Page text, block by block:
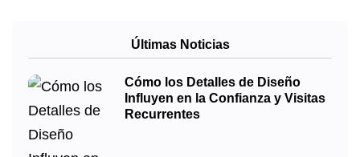
Últimas Noticias
Cómo los Detalles de Diseño
Influyen en la Confianza y Visitas
Recurrentes